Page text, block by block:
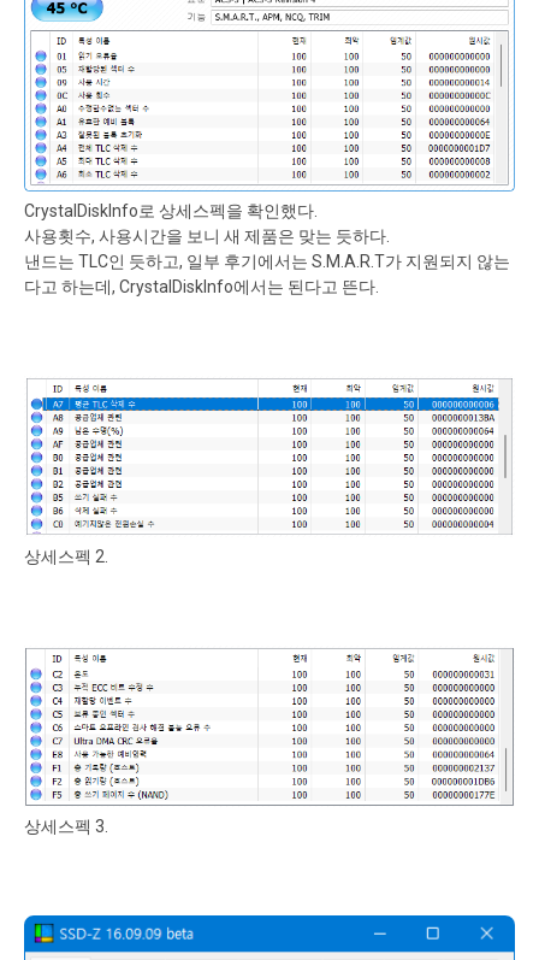
CrystalDiskInfo로 상세스펙을 확인했다.
사용횟수, 사용시간을 보니 새 제품은 맞는 듯하다.
낸드는 TLC인 듯하고, 일부 후기에서는 S.M.A.R.T가 지원되지 않는
다고 하는데, CrystalDiskInfo에서는 된다고 뜬다.
상세스펙 2.
상세스펙 3.